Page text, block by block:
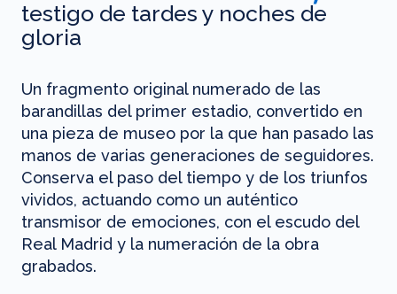
testigo de tardes y noches de
gloria
Un fragmento original numerado de las
barandillas del primer estadio, convertido en
una pieza de museo por la que han pasado las
manos de varias generaciones de seguidores.
Conserva el paso del tiempo y de los triunfos
vividos, actuando como un auténtico
transmisor de emociones, con el escudo del
Real Madrid y la numeración de la obra
grabados.